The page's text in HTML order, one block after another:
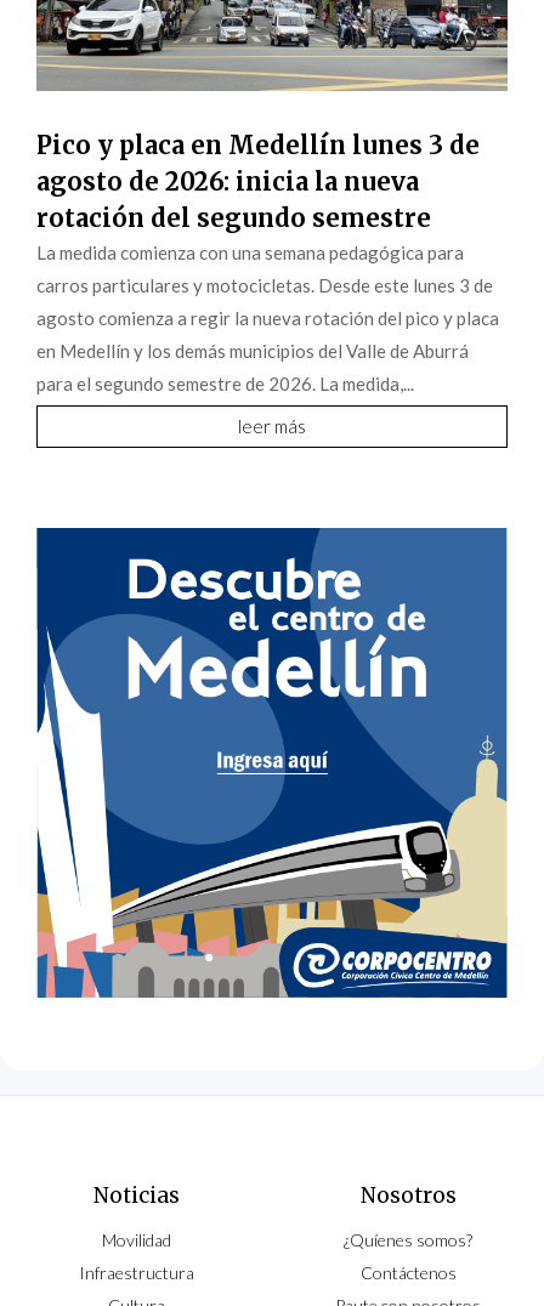
Pico y placa en Medellín lunes 3 de
agosto de 2026: inicia la nueva
rotación del segundo semestre
La medida comienza con una semana pedagógica para
carros particulares y motocicletas. Desde este lunes 3 de
agosto comienza a regir la nueva rotación del pico y placa
en Medellín y los demás municipios del Valle de Aburrá
para el segundo semestre de 2026. La medida,...
leer más
Noticias
Movilidad
Infraestructura
Nosotros
¿Quíenes somos?
Contáctenos